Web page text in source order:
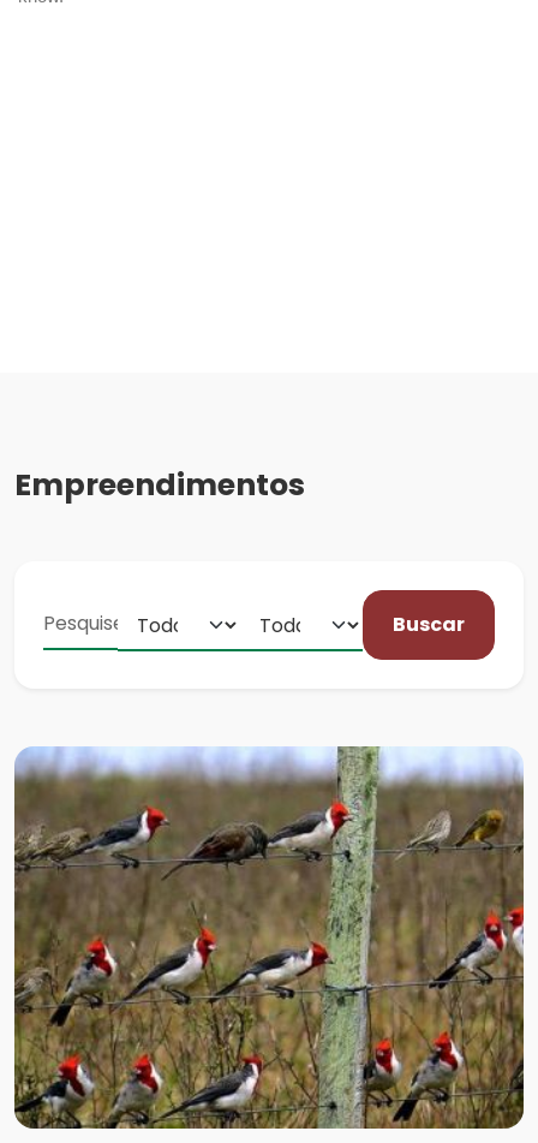
Empreendimentos
Buscar